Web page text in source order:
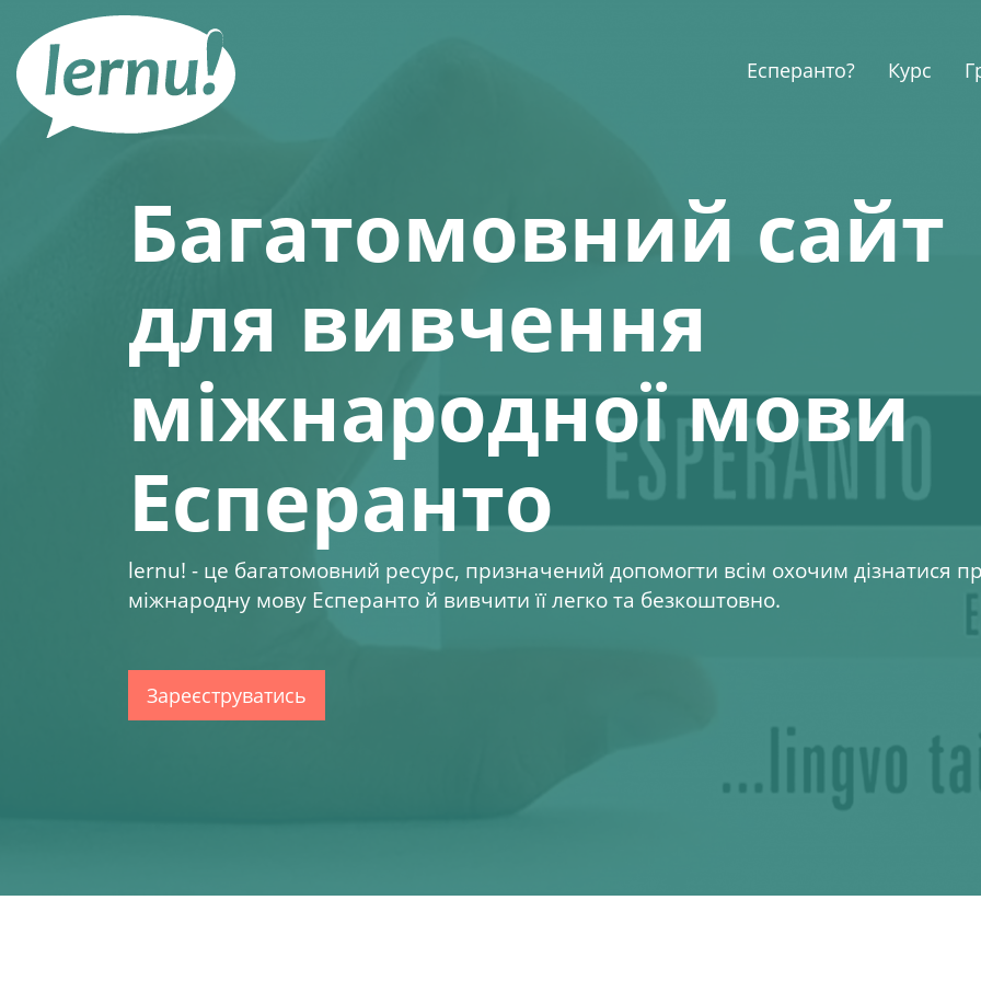
змісту
Есперанто? Курс
Багатомовний сайт
для вивчення
міжнародної мови
Есперанто
lernu! - це багатомовний ресурс, призначений допомогти всім охочим дізнатися
міжнародну мову Есперанто й вивчити її легко та безкоштовно.
Зареєструватись